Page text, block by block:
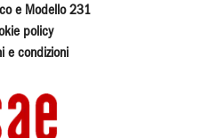
e Modello 231
policy
e condizioni